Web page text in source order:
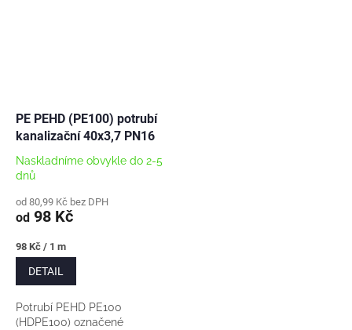
PE PEHD (PE100) potrubí
kanalizační 40x3,7 PN16
Naskladníme obvykle do 2-5
dnů
od 80,99 Kč bez DPH
od 98 Kč
Měrná
cena:
98 Kč / 1 m
DETAIL
Potrubí PEHD PE100
(HDPE100) označené